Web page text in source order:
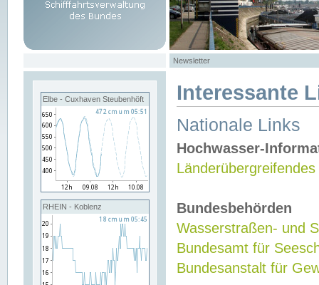
Newsletter
Elbe - Cuxhaven Steubenhöft
RHEIN - Koblenz
Interessante
Nationale Links
Hochwasser-
Bundesbehörden
Wasserstraßen- und
Bundesamt für
Bundesanstalt für